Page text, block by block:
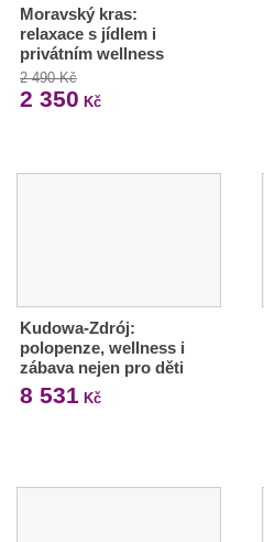
Moravský kras:
relaxace s jídlem i
privátním wellness
2 490 Kč
2 350 Kč
Kudowa-Zdrój:
polopenze, wellness i
zábava nejen pro děti
8 531 Kč